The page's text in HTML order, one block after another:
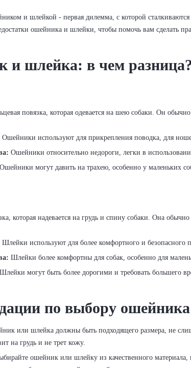
и шлейкой - первая дилемма, с которой
ошейника и шлейки, чтобы помочь вам сделать
и шлейка: в чем
повязка, которая одевается на шею собаки. Он
Ошейники используют для прикрепления поводка, для
Ошейники относительно недороги, легки в
Ошейники могут давить на трахею, особенно у маленьких
которая надевается на грудь и спину собаки. Она
Шлейки используют для более комфортного и
Шлейки более комфортны для собак, особенно для
Шлейки могут быть более дорогими и требовать большего
по выбору
или шлейка должны быть подходящего размера, не
на грудь и не трет кожу.
ошейник или шлейку из качественного